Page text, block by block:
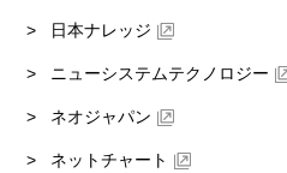
日本ナレッジ
ニューシステムテクノロジー
ネオジャパン
ネットチャート